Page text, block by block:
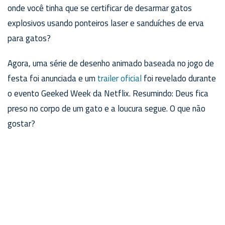
onde você tinha que se certificar de desarmar gatos
explosivos usando ponteiros laser e sanduíches de erva
para gatos?
Agora, uma série de desenho animado baseada no jogo de
festa foi anunciada e um trailer oficial foi revelado durante
o evento Geeked Week da Netflix. Resumindo: Deus fica
preso no corpo de um gato e a loucura segue. O que não
gostar?